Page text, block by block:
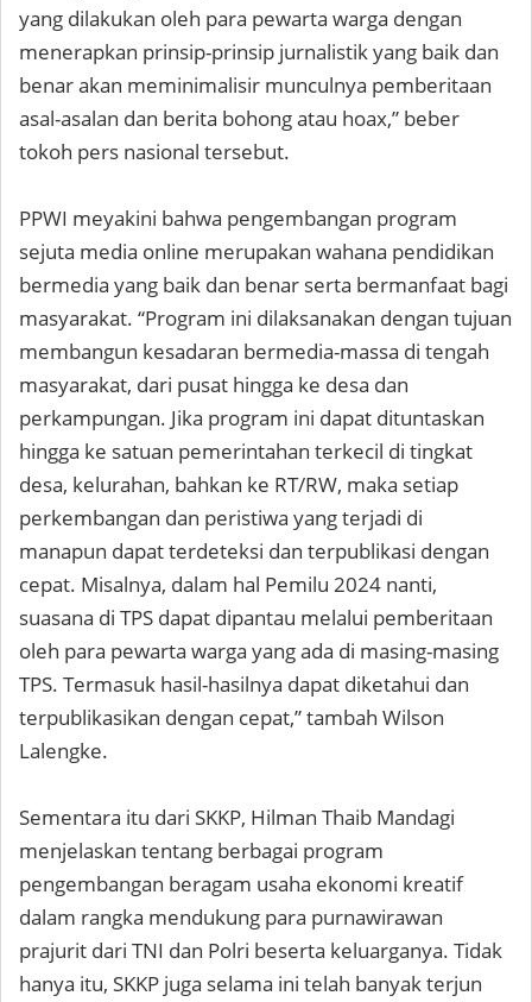
yang dilakukan oleh para pewarta warga dengan
menerapkan prinsip-prinsip jurnalistik yang baik dan
benar akan meminimalisir munculnya pemberitaan
asal-asalan dan berita bohong atau hoax,” beber
tokoh pers nasional tersebut.
PPWI meyakini bahwa pengembangan program
sejuta media online merupakan wahana pendidikan
bermedia yang baik dan benar serta bermanfaat bagi
masyarakat. “Program ini dilaksanakan dengan tujuan
membangun kesadaran bermedia-massa di tengah
masyarakat, dari pusat hingga ke desa dan
perkampungan. Jika program ini dapat dituntaskan
hingga ke satuan pemerintahan terkecil di tingkat
desa, kelurahan, bahkan ke RT/RW, maka setiap
perkembangan dan peristiwa yang terjadi di
manapun dapat terdeteksi dan terpublikasi dengan
cepat. Misalnya, dalam hal Pemilu 2024 nanti,
suasana di TPS dapat dipantau melalui pemberitaan
oleh para pewarta warga yang ada di masing-masing
TPS. Termasuk hasil-hasilnya dapat diketahui dan
terpublikasikan dengan cepat,” tambah Wilson
Lalengke.
Sementara itu dari SKKP, Hilman Thaib Mandagi
menjelaskan tentang berbagai program
pengembangan beragam usaha ekonomi kreatif
dalam rangka mendukung para purnawirawan
prajurit dari TNI dan Polri beserta keluarganya. Tidak
hanya itu, SKKP juga selama ini telah banyak terjun